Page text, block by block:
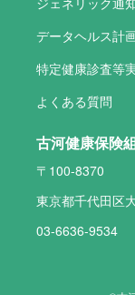
データヘルス計
特定健康診査等
よくある質問
古河健康保険
〒100-8370
東京都千代田区
03-6636-9534